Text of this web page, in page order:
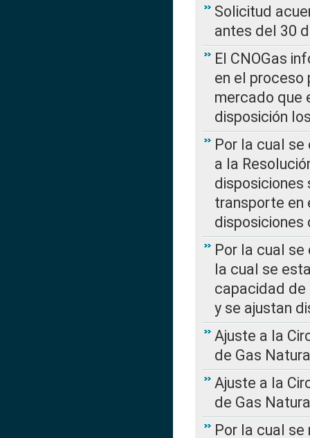
Solicitud
antes del 30
El CNOGas
en el
mercado que
disposición
Por la cual se
a la
disposiciones
transporte en
disposiciones
Por la cual se
la cual se
capacidad de
y se ajustan
Ajuste a la
de Gas
Ajuste a la
de Gas
Por la cual se